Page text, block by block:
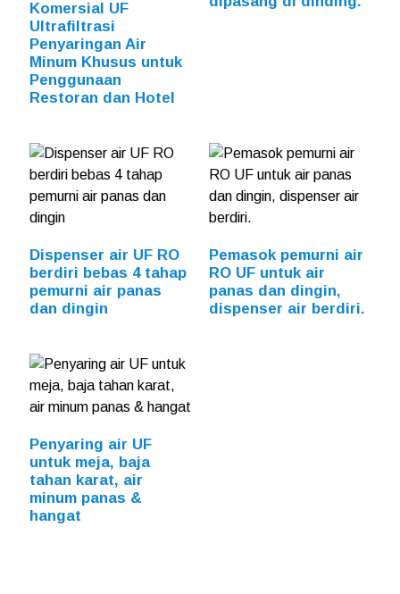
Komersial UF
Ultrafiltrasi
Penyaringan Air
Minum Khusus untuk
Penggunaan
Restoran dan Hotel
Dispenser air UF RO
berdiri bebas 4 tahap
pemurni air panas
dan dingin
Pemasok pemurni air
RO UF untuk air
panas dan dingin,
dispenser air berdiri.
Penyaring air UF
untuk meja, baja
tahan karat, air
minum panas &
hangat